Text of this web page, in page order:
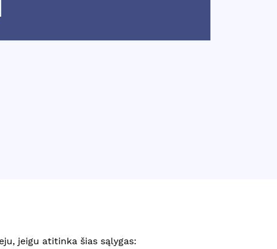
jeigu atitinka šias sąlygas: